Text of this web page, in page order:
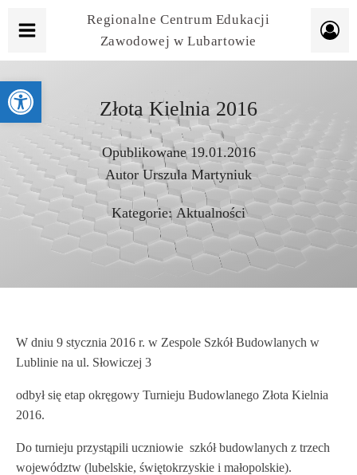
Regionalne Centrum Edukacji
Zawodowej w Lubartowie
Złota Kielnia 2016
Opublikowane 19.01.2016
Autor Urszula Martyniuk
Kategorie: Aktualności
W dniu 9 stycznia 2016 r. w Zespole Szkół Budowlanych w
Lublinie na ul. Słowiczej 3
odbył się etap okręgowy Turnieju Budowlanego Złota Kielnia
2016.
Do turnieju przystąpili uczniowie szkół budowlanych z trzech
województw (lubelskie, świętokrzyskie i małopolskie).
Otwórz pasek narzędzi